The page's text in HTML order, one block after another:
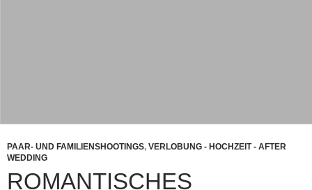
PAAR- UND FAMILIENSHOOTINGS, VERLOBUNG - HOCHZEIT - AFTER
WEDDING
ROMANTISCHES